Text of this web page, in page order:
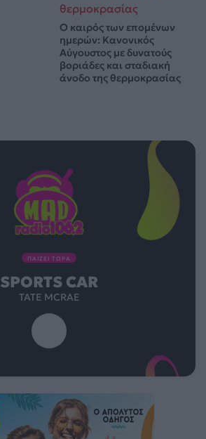
Ο καιρός των επομένων
ημερών: Κανονικός
Αύγουστος με δυνατούς
βοριάδες και σταδιακή
άνοδο της θερμοκρασίας
ΠΑΙΖΕΙ ΤΩΡΑ
SPORTS CAR
TATE MCRAE